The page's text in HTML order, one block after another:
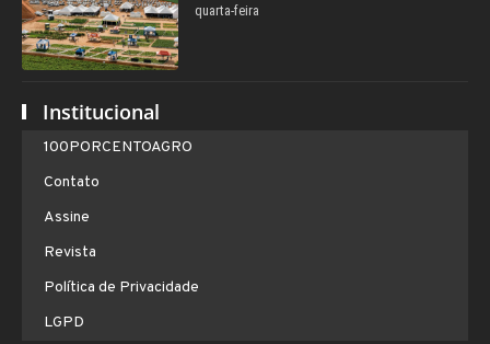
quarta-feira
Institucional
100PORCENTOAGRO
Contato
Assine
Revista
Política de Privacidade
LGPD